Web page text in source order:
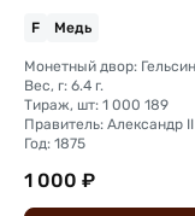
F Медь
Вес, г: 6.4 г.
Тираж, шт: 1 000 189
Правитель: Александр II
Год: 1875
1 000 ₽